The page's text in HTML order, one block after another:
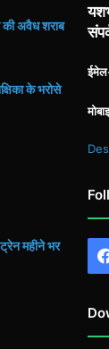
की अवैध शराब
के भरोसे
महीने भर